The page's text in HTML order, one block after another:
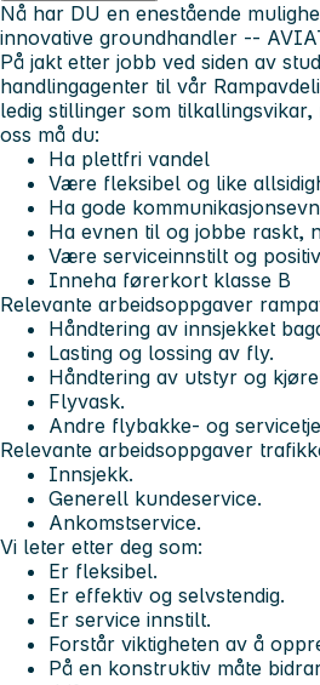
Nå har DU en enestående
innovative groundhandler --
På jakt etter jobb ved siden av
handlingagenter til vår
ledig stillinger som
oss må du:
Ha plettfri vandel
Være fleksibel og like
Ha gode
Ha evnen til og jobbe raskt,
Være serviceinnstilt og
Inneha førerkort klasse B
Relevante arbeidsoppgaver
Håndtering av innsjekket
Lasting og lossing av fly.
Håndtering av utstyr og
Flyvask.
Andre flybakke- og
Relevante arbeidsoppgaver
Innsjekk.
Generell kundeservice.
Ankomstservice.
Vi leter etter deg som:
Er fleksibel.
Er effektiv og selvstendig.
Er service innstilt.
Forstår viktigheten av å
På en konstruktiv måte